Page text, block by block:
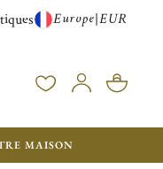
350€ D'ACHAT, AVEC
Europe|EUR
MAISON